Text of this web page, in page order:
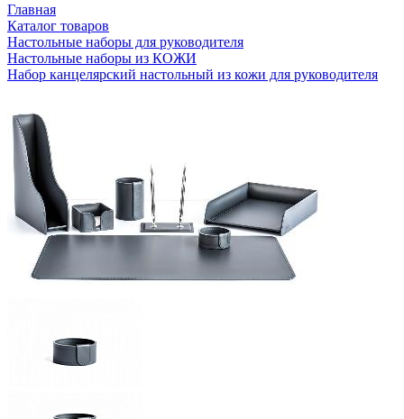
Главная
Каталог товаров
Настольные наборы для руководителя
Настольные наборы из КОЖИ
Набор канцелярский настольный из кожи для руководителя